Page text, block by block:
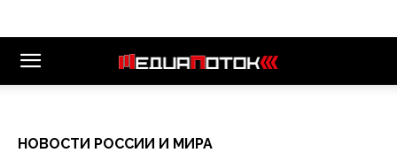
НОВОСТИ РОССИИ И МИРА